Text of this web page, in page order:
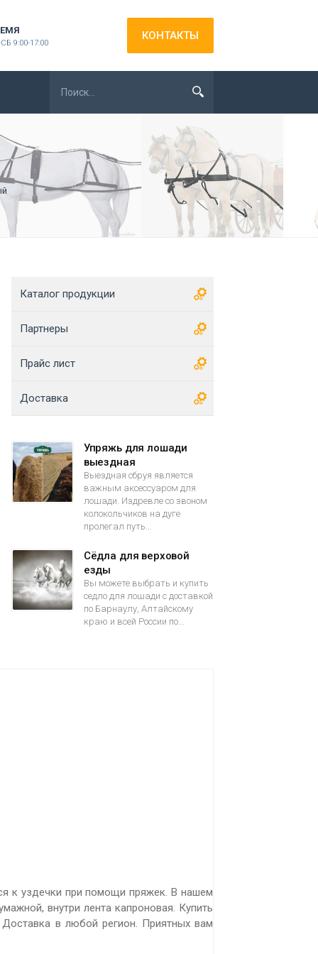
9:00-17:00
КОНТАКТЫ
Каталог продукции
Партнеры
Прайс лист
Доставка
Упряжь для лошади
выездная
Выездная сбруя является
важным аксессуаром для
лошади. Издревле со звоном
колокольчиков на дуге
пролегал путь...
Сёдла для верховой
езды
Вы можете выбрать и купить
седло для лошади с доставкой
по Барнаулу, Алтайскому
краю и всей России по...
к уздечки при помощи пряжек. В нашем
внутри лента капроновая. Купить
в любой регион. Приятных вам